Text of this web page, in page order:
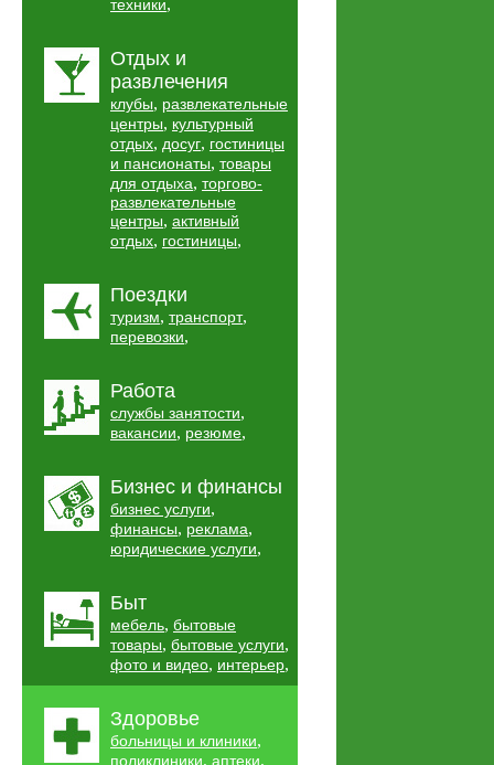
техники,
Отдых и
развлечения
клубы, развлекательные
центры, культурный
отдых, досуг, гостиницы
и пансионаты, товары
для отдыха, торгово-
развлекательные
центры, активный
отдых, гостиницы,
Поездки
туризм, транспорт,
перевозки,
Работа
службы занятости,
вакансии, резюме,
Бизнес и финансы
бизнес услуги,
финансы, реклама,
юридические услуги,
Быт
мебель, бытовые
товары, бытовые услуги,
фото и видео, интерьер,
Здоровье
больницы и клиники,
поликлиники, аптеки,